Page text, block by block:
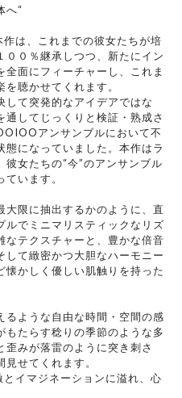
へ“
は、これまでの彼女たちが培
００％継承しつつ、新たにイン
全面にフィーチャーし、これま
聴かせてくれます。
して突発的なアイデアではな
通してじっくりと検証・熟成さ
アンサンブルにおいて不
になっていました。本作はラ
女たちの“今”のアンサンブル
います。
大限に抽出するかのように、直
ルでミニマリスティックなリズ
なテクスチャーと、豊かな倍音
して緻密かつ大胆なハーモニー
懐かしく優しい肌触りを持った
るような自由な時間・空間の感
たらす稔りの季節のような多
みが落雷のように突き刺さ
せてくれます。
イマジネーションに溢れ、心